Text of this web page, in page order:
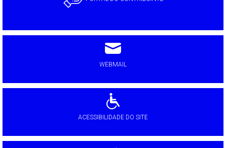
WEBMAIL
ACESSIBILIDADE DO SITE